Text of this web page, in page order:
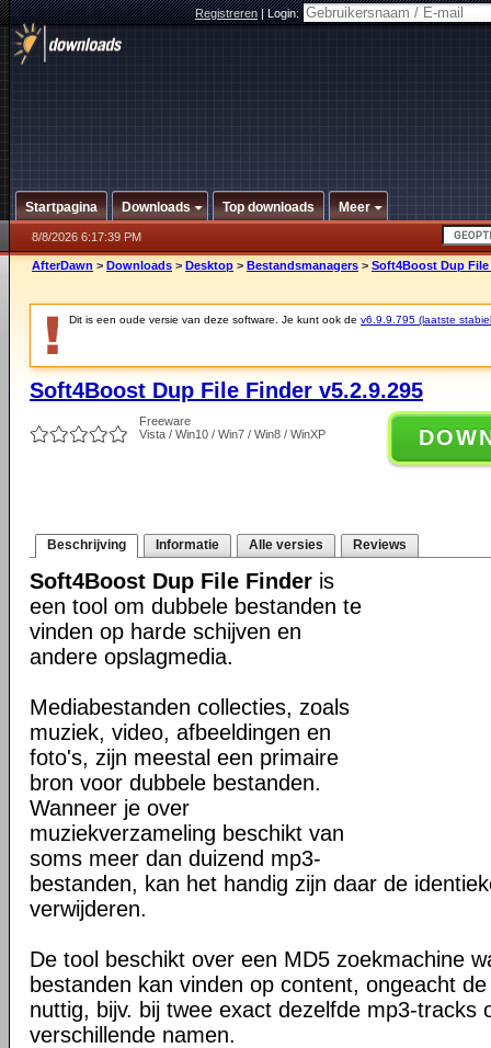
Registreren|Login:
Startpagina Downloads Top downloads Meer
8/8/2026 6:17:39 PM
AfterDawn > Downloads > Desktop > Bestandsmanagers > Soft4Boost Dup File
Dit is een oude versie van deze software. Je kunt ook de v6.9.9.795 (laatste
Soft4Boost Dup File Finder v5.2.9.295
Freeware
Vista / Win10 / Win7 / Win8 / WinXP
Beschrijving Informatie Alle versies Reviews
Soft4Boost Dup File Finder is
een tool om dubbele bestanden te
vinden op harde schijven en
andere opslagmedia.
Mediabestanden collecties, zoals
muziek, video, afbeeldingen en
foto's, zijn meestal een primaire
bron voor dubbele bestanden.
Wanneer je over
muziekverzameling beschikt van
soms meer dan duizend mp3-
bestanden, kan het handig zijn daar de
verwijderen.
De tool beschikt over een MD5 zoekmachine
bestanden kan vinden op content, ongeacht
nuttig, bijv. bij twee exact dezelfde mp3-tracks
verschillende namen.